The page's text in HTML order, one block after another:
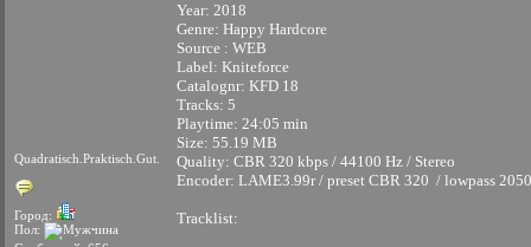
Quadratisch.Praktisch.Gut.
Город:
Пол:
Year: 2018
Genre: Happy Hardcore
Source : WEB
Label: Kniteforce
Catalognr: KFD 18
Tracks: 5
Playtime: 24:05 min
Size: 55.19 MB
Quality: CBR 320 kbps / 44100 Hz / Stereo
Encoder: LAME3.99r / preset CBR 320 / lowpass
Tracklist: